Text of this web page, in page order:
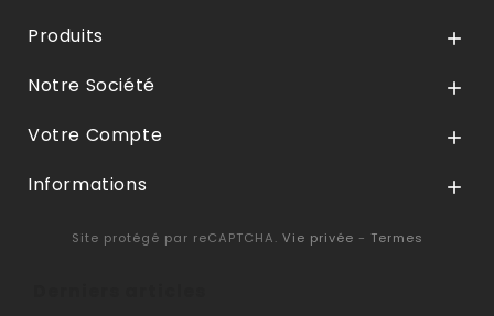
Produits 
Notre Société 
Votre Compte 
Informations 
Site protégé par reCAPTCHA. Vie privée - Termes